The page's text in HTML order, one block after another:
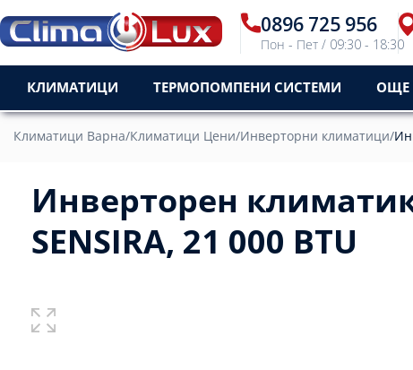
0896 725 956
Пон - Пет / 09:30 - 18:30
КЛИМАТИЦИ ТЕРМОПОМПЕНИ СИСТЕМИ ОЩЕ
Климатици Варна/Климатици Цени/Инверторни климатици/
Инверторен климатик
SENSIRA, 21 000 BTU